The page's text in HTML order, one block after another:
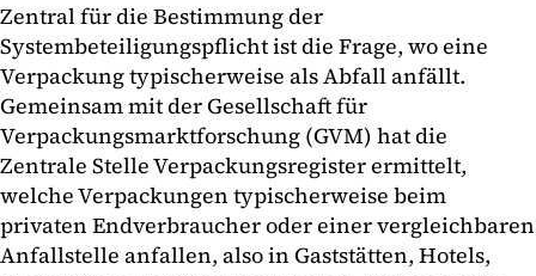
Zentral für die Bestimmung der
Systembeteiligungspflicht ist die Frage, wo eine
Verpackung typischerweise als Abfall anfällt.
Gemeinsam mit der Gesellschaft für
Verpackungsmarktforschung (GVM) hat die
Zentrale Stelle Verpackungsregister ermittelt,
welche Verpackungen typischerweise beim
privaten Endverbraucher oder einer vergleichbaren
Anfallstelle anfallen, also in Gaststätten, Hotels,